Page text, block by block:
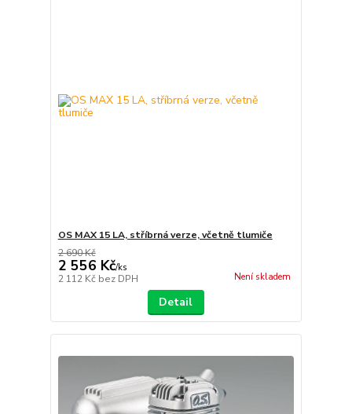
OS MAX 15 LA, stříbrná verze, včetně tlumiče
2 690 Kč
2 556 Kč/ks
2 112 Kč bez DPH Není skladem
Detail